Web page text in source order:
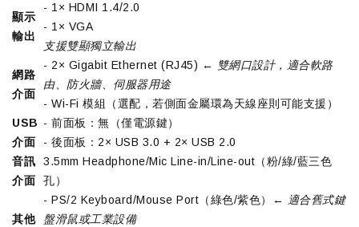
顯示
輸出
- 1× HDMI 1.4/2.0
- 1× VGA
支援雙顯獨立輸出
網路
介面
- 2× Gigabit Ethernet (RJ45) ← 雙網口設計，適合軟路
由、防火牆、伺服器用途
- Wi-Fi 模組（選配，若側面金屬環為天線座則可能支援）
USB
介面
- 前面板：無（僅電源鍵）
- 後面板：2× USB 3.0 + 2× USB 2.0
音訊
介面
3.5mm Headphone/Mic Line-in/Line-out（粉/綠/藍三色
孔）
其他
- PS/2 Keyboard/Mouse Port（綠色/紫色）← 適合舊式鍵
盤滑鼠或工業設備